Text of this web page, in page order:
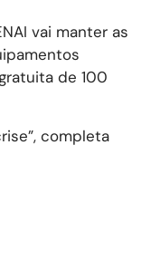
vai manter as
de 100
completa